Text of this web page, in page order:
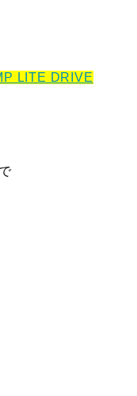
LITE DRIVE